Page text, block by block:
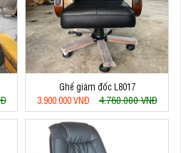
Ghế giám đốc L8017
3.900.000 VNĐ
4.760.000 VNĐ